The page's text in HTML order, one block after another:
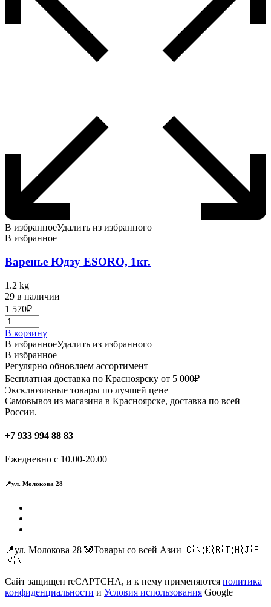
В избранноеУдалить из избранного
В избранное
Варенье Юдзу ESORO, 1кг.
1.2 kg
29 в наличии
1 570₽
В корзину
В избранноеУдалить из избранного
В избранное
Регулярно обновляем ассортимент
Бесплатная доставка по Красноярску от 5 000₽
Эксклюзивные товары по лучшей цене
Самовывоз из магазина в Красноярске, доставка по всей
России.
+7 933 994 88 83
Ежедневно с 10.00-20.00
📍ул. Молокова 28
📍ул. Молокова 28 🐼Товары со всей Азии 🇨🇳🇰🇷🇹🇭🇯🇵
🇻🇳
Сайт защищен reCAPTCHA, и к нему применяются политика
конфиденциальности и Условия использования Google